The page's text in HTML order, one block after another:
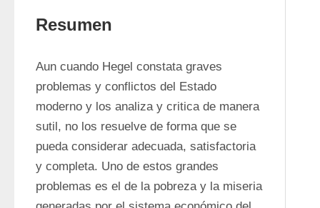
Resumen
Aun cuando Hegel constata graves
problemas y conflictos del Estado
moderno y los analiza y critica de manera
sutil, no los resuelve de forma que se
pueda considerar adecuada, satisfactoria
y completa. Uno de estos grandes
problemas es el de la pobreza y la miseria